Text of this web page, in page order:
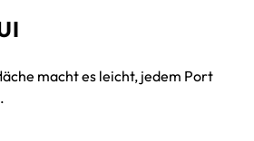
macht es leicht, jedem Port